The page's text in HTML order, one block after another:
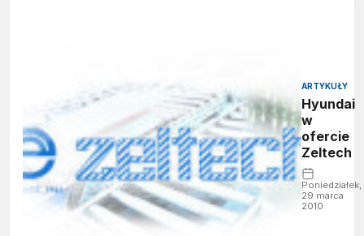
ARTYKUŁY
Hyundai
w
ofercie
Zeltech
Poniedziałek,
29 marca
2010